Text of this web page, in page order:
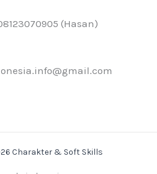
(Hasan)
Charakter & Soft Skills